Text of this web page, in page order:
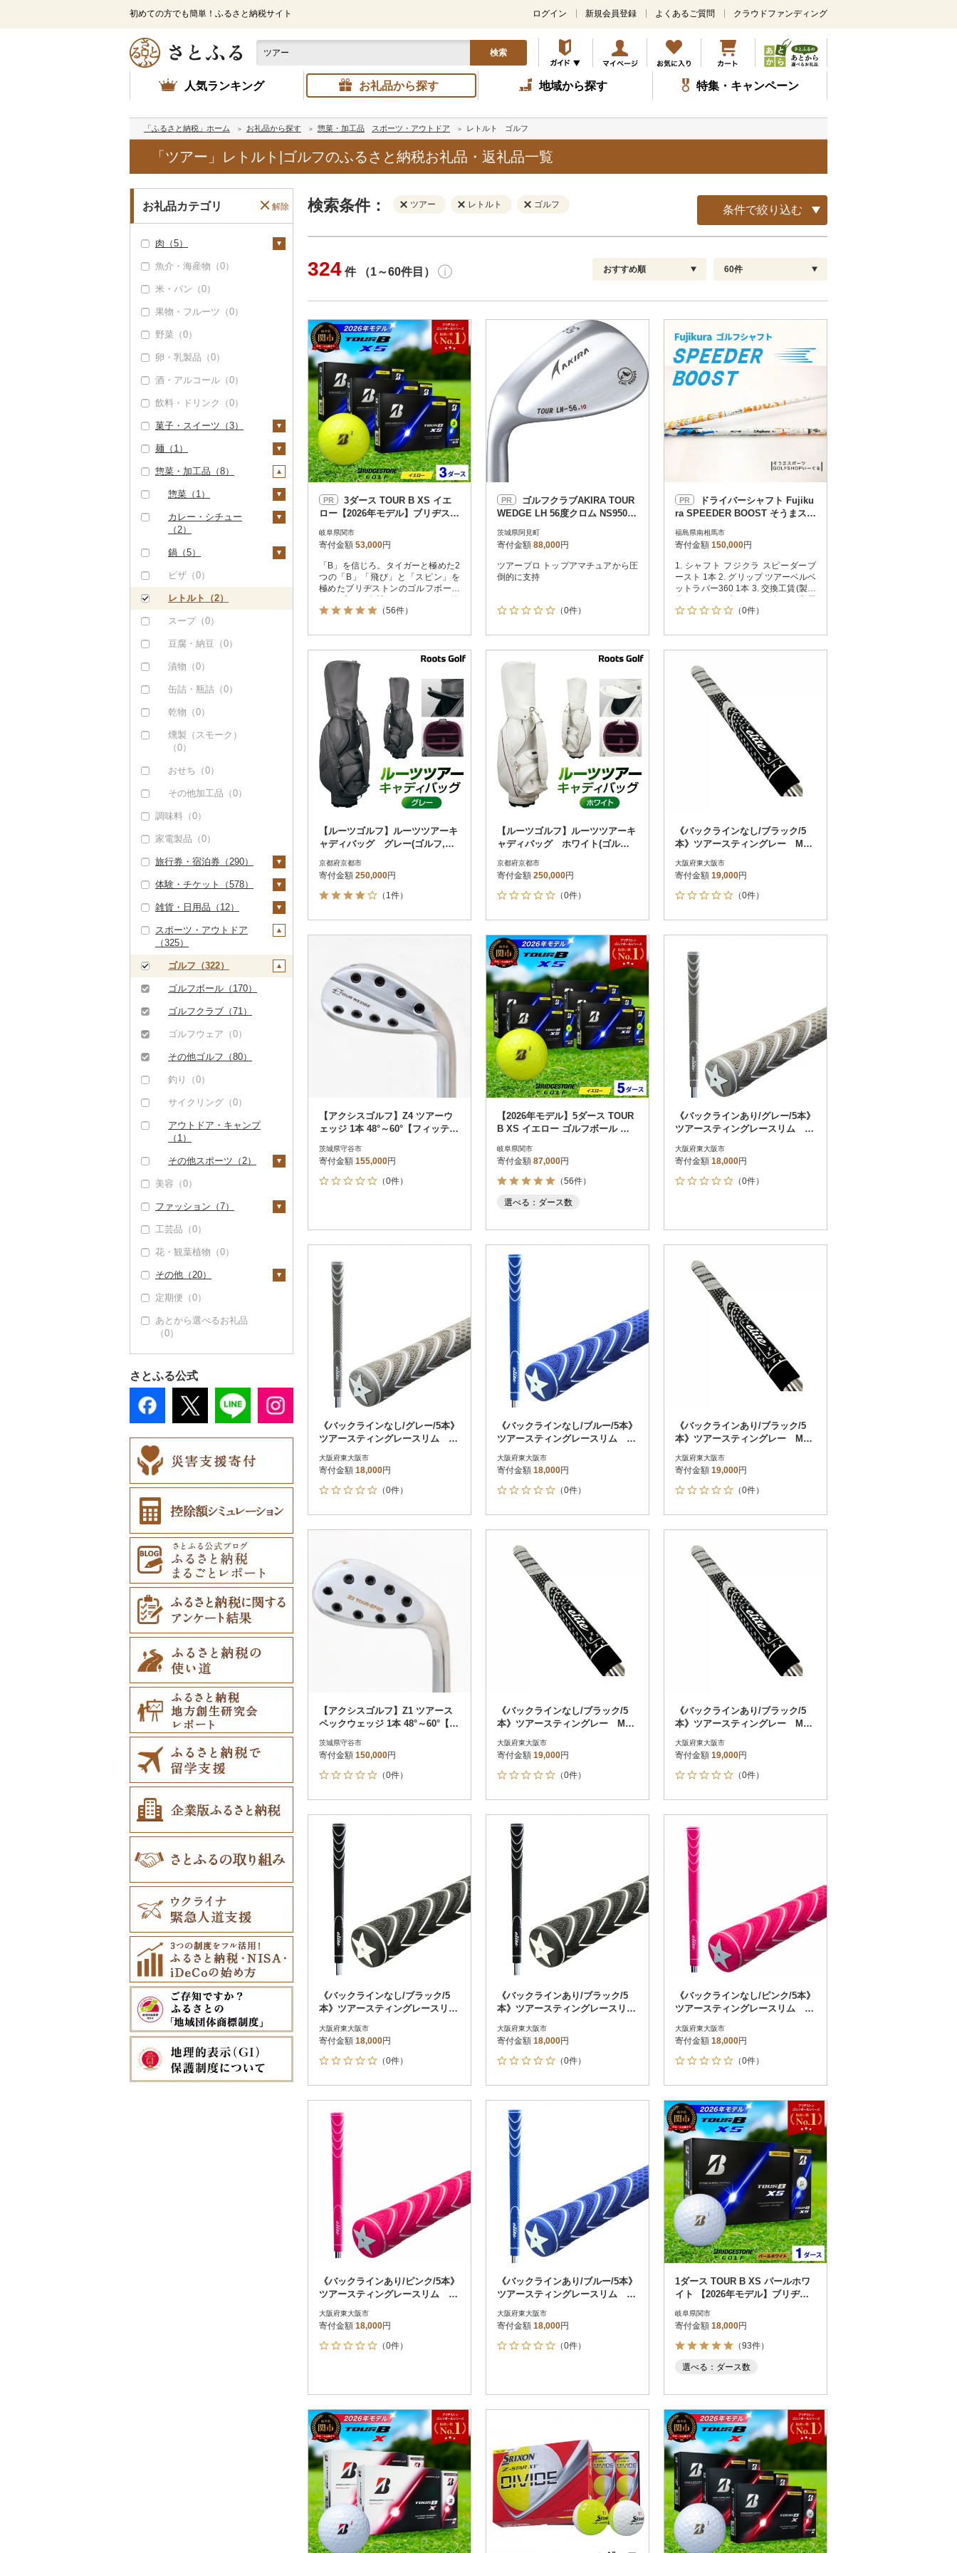
初めての方でも簡単！ふるさと納税サイト
メ
ン
コ
ン
テ
ツ
ッ
ログイン 新規会員登録 よくあるご質問 クラウドファンディング
検索
人気ランキング お礼品から探す 地域から探す 特集・キャンペーン
「ふるさと納税」ホーム お礼品から探す 惣菜・加工品 スポーツ・アウトドア レトルト ゴルフ
「ツアー」レトルト|ゴルフのふるさと納税お礼品・返礼品一覧
お礼品カテゴリ 解除
肉（5）
牛肉（精肉）（0）
牛肉（加工品）（5）
ハンバーグ（0）
もつ鍋（5）
ローストビーフ（0）
ビーフジャーキー
（0）
豚肉（精肉）（0）
豚肉（加工品）（0）
鶏肉（0）
鹿肉（0）
馬肉（0）
羊肉・ラム肉（ジンギ
（0）
魚介・海産物（0）
米・パン（0）
果物・フルーツ（0）
野菜（0）
卵・乳製品（0）
酒・アルコール（0）
飲料・ドリンク（0）
菓子・スイーツ（3）
ケーキ（0）
クッキー（0）
焼き菓子（0）
プリン（0）
カステラ（0）
アイス・ジェラート
（3）
その他洋菓子（0）
煎餅・おかき（0）
羊羹（0）
饅頭（0）
大福（0）
麺（1）
ラーメン（1）
うどん（1）
そば（1）
そうめん（0）
その他麺（0）
惣菜・加工品（8）
惣菜（1）
餃子（1）
その他惣菜（0）
カレー・シチュー
（2）
カレー（2）
シチュー（0）
鍋（5）
肉（5）
魚（0）
その他鍋（0）
ピザ（0）
レトルト（2）
スープ（0）
豆腐・納豆（0）
漬物（0）
缶詰・瓶詰（0）
乾物（0）
燻製（スモーク）
（0）
おせち（0）
その他加工品（0）
調味料（0）
家電製品（0）
旅行券・宿泊券（290）
旅行券（110）
JTBふるさと旅行クー
（0）
JTBふるさと旅行券
（紙券）（0）
その他旅行券（54）
宿泊券（193）
体験・チケット（578）
PayPay商品券（0）
食事券（16）
温泉・サウナ・スパ利
用券（3）
水族館（1）
動物園（0）
釣り（14）
ダイビング（7）
スキーチケット・リフ
GDOふるさとゴルフ
券（6）
花火大会チケット
（536）
雑貨・日用品（12）
家具・インテリア
（1）
タンス（0）
机・テーブル（1）
椅子・チェア・ソファ
ア（0）
寝具（0）
タオル（0）
文房具・印鑑（0）
食器（1）
グラス・カップ（1）
タンブラー（0）
箸（0）
スプーン・フォーク・
ナイフ（0）
皿・椀（0）
弁当箱（0）
その他食器（0）
キッチン用品（0）
日用品（0）
楽器・器材（0）
本・CD・DVD（4）
（0）
ご当地キャラクター
スポーツ・アウトドア
（325）
ゴルフ（322）
ゴルフボール（170）
ゴルフクラブ（71）
ゴルフウェア（0）
その他ゴルフ（80）
釣り（0）
サイクリング（0）
アウトドア・キャンプ
（1）
その他スポーツ（2）
ウェア・ユニフォーム
美容（0）
ファッション（7）
鞄・バッグ（2）
トートバッグ・ショル
ツケース（0）
その他鞄・バッグ
（2）
洋服（0）
和服（0）
靴・履物（0）
アクセサリー（0）
ショール・ストール
（1）
ネクタイ・ベルト
（3）
マフラー・手袋（0）
その他服飾小物（1）
工芸品（0）
花・観葉植物（0）
その他（20）
地域サービス（14）
その他（8）
定期便（0）
あとから選べるお礼品
（0）
さとふる公式
検索条件： ツアー レトルト ゴルフ 条件で絞り込む
円
決済方法 解除
PayPay
クレジットカード決済
Amazon Pay
楽天ペイ
メルペイ
コンビニ支払い
ソフトバンクまとめて支払い
d払い
金融機関(Pay-easy決済)
解除
発送種別 解除
通常
冷蔵便
冷凍便
配送指定 解除
お届け日時指定可
お届け時間帯指定可
発送される月指定可
その他
さとふる限定のお礼品
定期便
さとふるアプリdeワンストップ申請
結果を見る（ 324件）
324 件 （1～60件目） おすすめ順
新着順
レビュー件数順
レビュー評価順
寄付金額が高い順
寄付金額が低い順
60件
60
90
120
PR
ロー【2026年モデル】ブリヂスト
ン
岐阜県関市
寄付金額 53,000円
「B」を信じろ。タイガーと極めた2
つの「B」「飛び」と「スピン」を
極めたブリヂストンのゴルフボール
品。最新のツアーモデルは、圧倒的
両立しています。スコアアップに欠
たのポテンシャルを最大限に引き出
しませんか。
（56件）
PR
WEDGE LH 56度クロム NS950 S
(69-05)
茨城県阿見町
寄付金額 88,000円
ツアープロ トップアマチュアから圧
倒的に支持
（0件）
PR
ra SPEEDER BOOST そうまスポ
ーツ bx004-aa
福島県南相馬市
寄付金額 150,000円
1. シャフト フジクラ スピーダーブ
ースト 1本 2. グリップ ツアーベルベ
ットラバー360 1本 3. 交換工賃(製作
ソケットカバー付き(主要メーカー対
（0件）
【ルーツゴルフ】ルーツツアーキ
ャディバッグ グレー(ゴルフ,ゴ
京都府京都市
寄付金額 250,000円
（1件）
【ルーツゴルフ】ルーツツアーキ
ャディバッグ ホワイト(ゴルフ,
京都府京都市
寄付金額 250,000円
（0件）
《バックラインなし/ブラック/5
本》ツアースティングレー M60
ップ
大阪府東大阪市
寄付金額 19,000円
（0件）
【アクシスゴルフ】Z4 ツアーウ
ェッジ 1本 48°～60°【フィッティ
茨城県守谷市
寄付金額 155,000円
（0件）
【2026年モデル】5ダース TOUR
B XS イエロー ゴルフボール ブ
岐阜県関市
寄付金額 87,000円
（56件）
選べる：ダース数
《バックラインあり/グレー/5本》
ツアースティングレースリム ゴ
大阪府東大阪市
寄付金額 18,000円
（0件）
《バックラインなし/グレー/5本》
ツアースティングレースリム ゴ
大阪府東大阪市
寄付金額 18,000円
（0件）
《バックラインなし/ブルー/5本》
ツアースティングレースリム ゴ
大阪府東大阪市
寄付金額 18,000円
（0件）
《バックラインあり/ブラック/5
本》ツアースティングレー M60
ップ
大阪府東大阪市
寄付金額 19,000円
（0件）
【アクシスゴルフ】Z1 ツアース
ペックウェッジ 1本 48°～60°【フ
茨城県守谷市
寄付金額 150,000円
（0件）
《バックラインなし/ブラック/5
本》ツアースティングレー M58
ップ
大阪府東大阪市
寄付金額 19,000円
（0件）
《バックラインあり/ブラック/5
本》ツアースティングレー M58
ップ
大阪府東大阪市
寄付金額 19,000円
（0件）
《バックラインなし/ブラック/5
本》ツアースティングレースリ
リップ
大阪府東大阪市
寄付金額 18,000円
（0件）
《バックラインあり/ブラック/5
本》ツアースティングレースリ
リップ
大阪府東大阪市
寄付金額 18,000円
（0件）
《バックラインなし/ピンク/5本》
ツアースティングレースリム ゴ
大阪府東大阪市
寄付金額 18,000円
（0件）
《バックラインあり/ピンク/5本》
ツアースティングレースリム ゴ
大阪府東大阪市
寄付金額 18,000円
（0件）
《バックラインあり/ブルー/5本》
ツアースティングレースリム ゴ
大阪府東大阪市
寄付金額 18,000円
（0件）
1ダース TOUR B XS パールホワ
イト 【2026年モデル】ブリヂス
岐阜県関市
寄付金額 18,000円
（93件）
選べる：ダース数